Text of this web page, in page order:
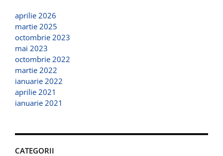
aprilie 2026
martie 2025
octombrie 2023
mai 2023
octombrie 2022
martie 2022
ianuarie 2022
aprilie 2021
ianuarie 2021
CATEGORII